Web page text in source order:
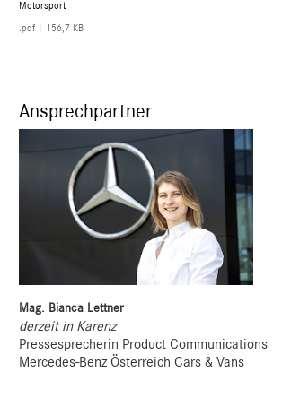
Motorsport
.pdf 156,7 KB
Ansprechpartner
Mag. Bianca Lettner
derzeit in Karenz
Pressesprecherin Product Communications
Mercedes-Benz Österreich Cars & Vans